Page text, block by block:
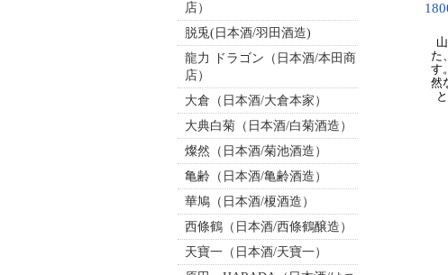
店）
脱兎(日本酒/羽田酒造)
龍力 ドラゴン（日本酒/本田商
店）
大倉（日本酒/大倉本家）
大典白菊（日本酒/白菊酒造）
燦然（日本酒/菊池酒造）
亀齢（日本酒/亀齢酒造）
華鳩（日本酒/榎酒造）
西條鶴（日本酒/西條鶴醸造）
天寶一（日本酒/天寶一）
た
す
然